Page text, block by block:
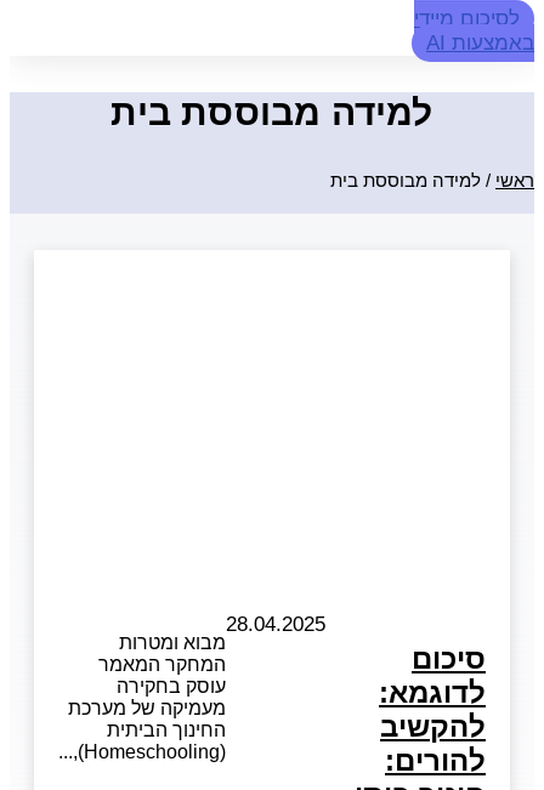
לסיכום מיידי
באמצעות AI
למידה מבוססת בית
ראשי / למידה מבוססת בית
סיכום
לדוגמא:
להקשיב
להורים:
28.04.2025
מבוא ומטרות
המחקר המאמר
עוסק בחקירה
מעמיקה של מערכת
החינוך הביתית
(Homeschooling),